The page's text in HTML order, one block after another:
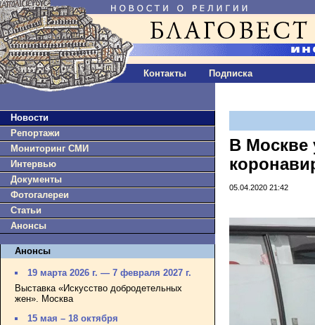
Контакты Подписка
Новости
Репортажи
Мониторинг СМИ
Интервью
Документы
Фотогалереи
Статьи
Анонсы
Анонсы
19 марта 2026 г. — 7 февраля 2027 г.
Выставка «Искусство добродетельных
жен». Москва
15 мая – 18 октября
В Москве
05.04.2020 21:42